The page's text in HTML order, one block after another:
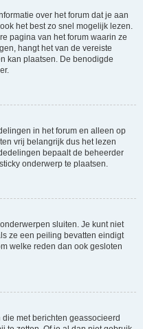
over het forum dat je aan
het best zo snel mogelijk lezen.
pagina van het forum waarin ze
hangt het van de vereiste
kan plaatsen. De benodigde
in het forum en alleen op
vrij belangrijk dus het lezen
bepaalt de beheerder
onderwerp te plaatsen.
sluiten. Je kunt niet
ze een peiling bevatten eindigt
welke reden dan ook gesloten
met berichten geassocieerd